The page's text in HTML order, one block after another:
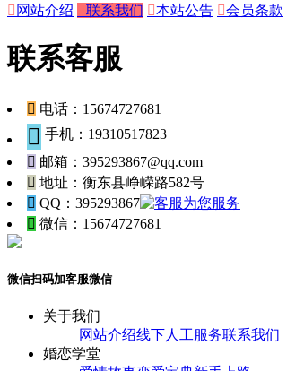
 网站介绍 联系我们 本站公告 会员条款
联系客服
 电话：15674727681
 手机：19310517823
 邮箱：395293867@qq.com
 地址：衡东县峥嵘路582号
 QQ：395293867
 微信：15674727681
微信扫码加客服微信
关于我们
网站介绍线下人工服务联系我们
婚恋学堂